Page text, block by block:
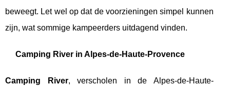
beweegt. Let wel op dat de voorzieningen simpel kunnen
zijn, wat sommige kampeerders uitdagend vinden.
Camping River in Alpes-de-Haute-Provence
Camping River, verscholen in de Alpes-de-Haute-